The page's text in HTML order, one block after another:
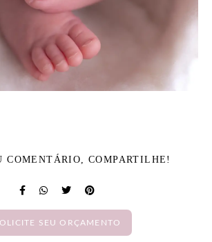
COMENTÁRIO, COMPARTILHE!
SEU ORÇAMENTO